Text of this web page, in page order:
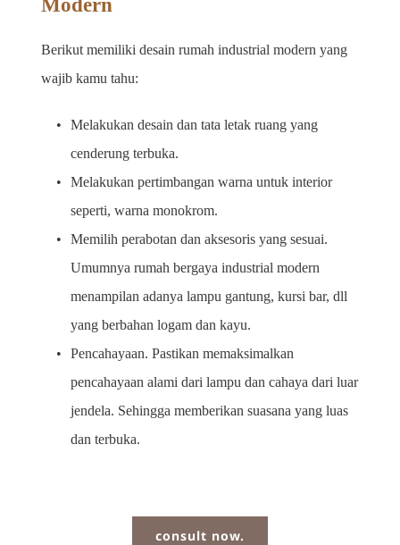
Modern
Berikut memiliki desain rumah industrial modern yang
wajib kamu tahu:
Melakukan desain dan tata letak ruang yang
cenderung terbuka.
Melakukan pertimbangan warna untuk interior
seperti, warna monokrom.
Memilih perabotan dan aksesoris yang sesuai.
Umumnya rumah bergaya industrial modern
menampilan adanya lampu gantung, kursi bar, dll
yang berbahan logam dan kayu.
Pencahayaan. Pastikan memaksimalkan
pencahayaan alami dari lampu dan cahaya dari luar
jendela. Sehingga memberikan suasana yang luas
dan terbuka.
consult now.